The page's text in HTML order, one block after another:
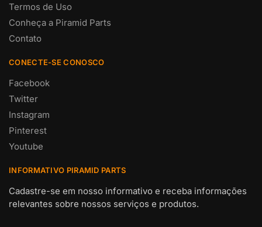
Termos de Uso
Conheça a Piramid Parts
Contato
CONECTE-SE CONOSCO
Facebook
Twitter
Instagram
Pinterest
Youtube
INFORMATIVO PIRAMID PARTS
Cadastre-se em nosso informativo e receba informações
relevantes sobre nossos serviços e produtos.